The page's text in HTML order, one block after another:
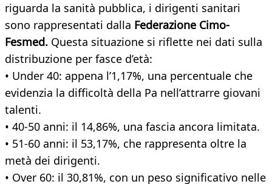
riguarda la sanità pubblica, i dirigenti sanitari
sono rappresentati dalla Federazione Cimo-
Fesmed. Questa situazione si riflette nei dati sulla
distribuzione per fasce d’età:
• Under 40: appena l’1,17%, una percentuale che
evidenzia la difficoltà della Pa nell’attrarre giovani
talenti.
• 40-50 anni: il 14,86%, una fascia ancora limitata.
• 51-60 anni: il 53,17%, che rappresenta oltre la
metà dei dirigenti.
• Over 60: il 30,81%, con un peso significativo nelle